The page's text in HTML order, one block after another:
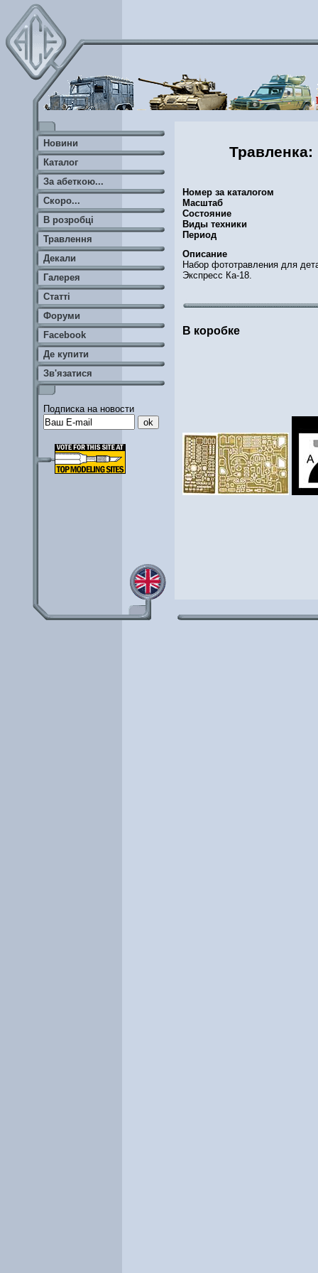
Номер за каталогом
Масштаб
Состояние
Виды техники
Период
Описание
Набор фототравления для
Экспресс Ка-18.
В коробке
Новини
Каталог
За абеткою...
Скоро...
В розробці
Травлення
Декали
Галерея
Статті
Форуми
Facebook
Де купити
Зв'язатися
Подписка на новости